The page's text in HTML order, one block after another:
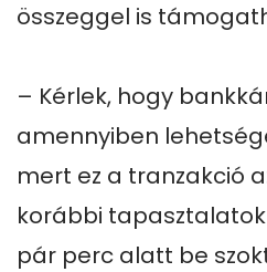
összeggel is
– Kérlek, hogy
amennyiben
mert ez a tranzakció
korábbi
pár perc alatt be